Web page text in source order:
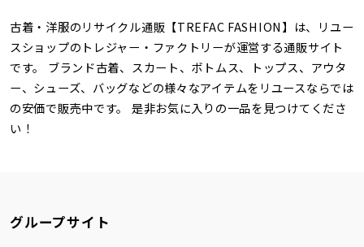
古着・洋服のリサイクル通販【TREFAC FASHION】は、リユー
スショップのトレジャー・ファクトリーが運営する通販サイト
です。 ブランド古着、スカート、ボトムス、トップス、アウタ
ー、シューズ、バッグなどの様々なアイテムをリユースならでは
の安価で販売中です。 是非お気に入りの一品を見つけてくださ
い！
グループサイト